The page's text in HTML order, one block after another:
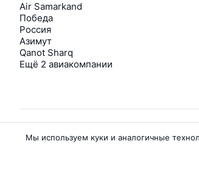
Air Samarkand
Победа
Россия
Азимут
Qanot Sharq
Ещё 2 авиакомпании
Мы используем куки и аналогичные